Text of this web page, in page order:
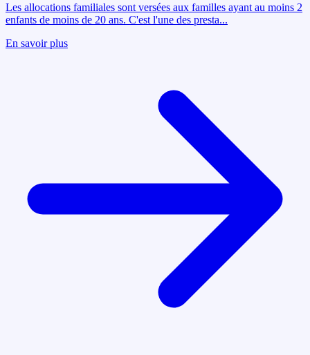
Les allocations familiales sont versées aux familles ayant au moins 2
enfants de moins de 20 ans. C'est l'une des presta...
En savoir plus